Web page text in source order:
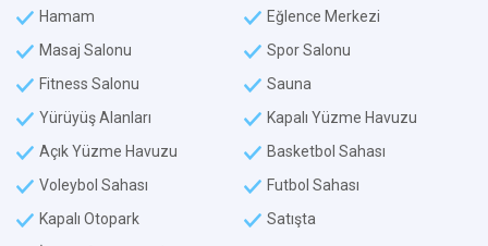
Hamam
Eğlence Merkezi
Masaj Salonu
Spor Salonu
Fitness Salonu
Sauna
Yürüyüş Alanları
Kapalı Yüzme Havuzu
Açık Yüzme Havuzu
Basketbol Sahası
Voleybol Sahası
Futbol Sahası
Kapalı Otopark
Satışta